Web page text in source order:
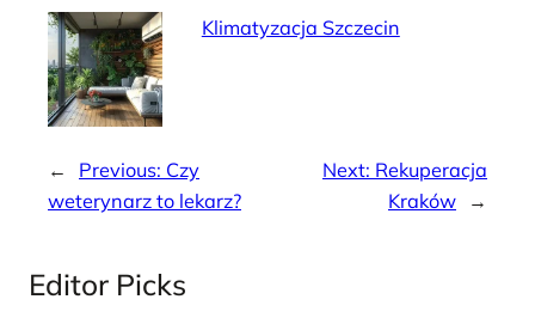
Klimatyzacja Szczecin
← Previous: Czy
weterynarz to lekarz?
Next: Rekuperacja
Kraków
→
Editor Picks